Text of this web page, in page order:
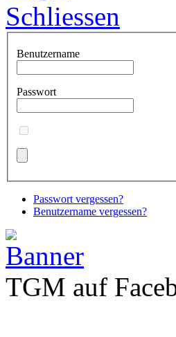
Schliessen
Benutzername
Passwort
Passwort vergessen?
Benutzername vergessen?
TGM auf